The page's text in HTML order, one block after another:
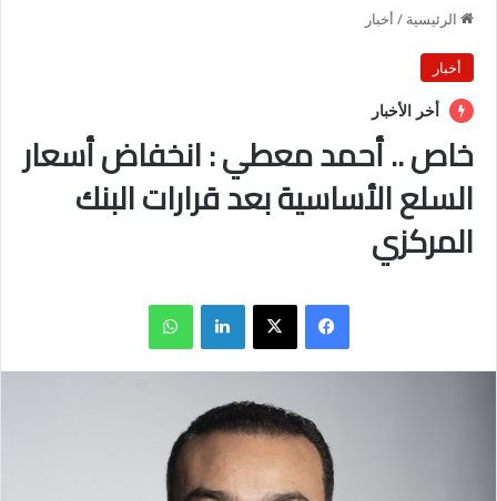
الرئيسية / أخبار
أخبار
أخر الأخبار
خاص .. أحمد معطي : انخفاض أسعار
السلع الأساسية بعد قرارات البنك
المركزي
فيسبوك X لينكدإن